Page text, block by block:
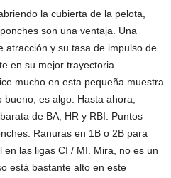
la cubierta de la pelota,
son una ventaja. Una
atracción y su tasa de impulso de
en su mejor trayectoria
mucho en esta pequeña muestra
es algo. Hasta ahora,
de BA, HR y RBI. Puntos
Ranuras en 1B o 2B para
las ligas CI / MI. Mira, no es un
está bastante alto en este